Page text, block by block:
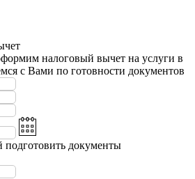
налоговый вычет на услуги в
с Вами по готовности документов
подготовить документы